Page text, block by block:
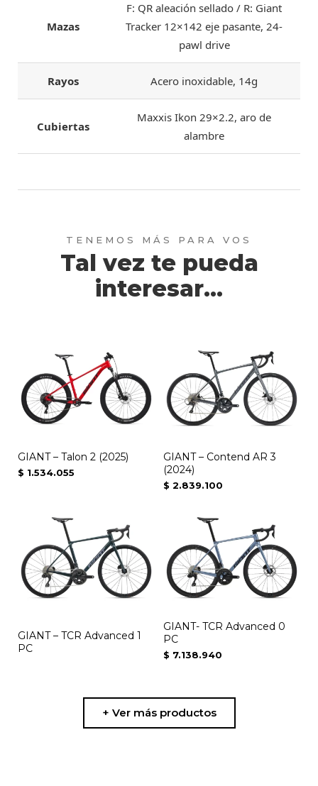
Mazas
F: QR aleación sellado / R: Giant
Tracker 12×142 eje pasante, 24-
pawl drive
Rayos Acero inoxidable, 14g
Cubiertas
Maxxis Ikon 29×2.2, aro de
alambre
Tal vez te pueda
interesar...
GIANT – Talon 2 (2025)
$ 1.534.055
GIANT – Contend AR 3
(2024)
$ 2.839.100
producto
tiene
múltiples
variantes.
opciones
se
pueden
página
de
GIANT – TCR Advanced 1
PC
GIANT- TCR Advanced 0
PC
$ 7.138.940
+ Ver más productos